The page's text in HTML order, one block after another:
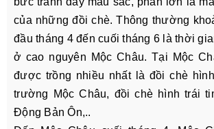
của những đồi chè. Thông thường
đầu tháng 4 đến cuối tháng 6 là thời
ở cao nguyên Mộc Châu. Tại Mộc
được trồng nhiều nhất là đồi chè
trường Mộc Châu, đồi chè hình trái
Động Bản Ôn,..